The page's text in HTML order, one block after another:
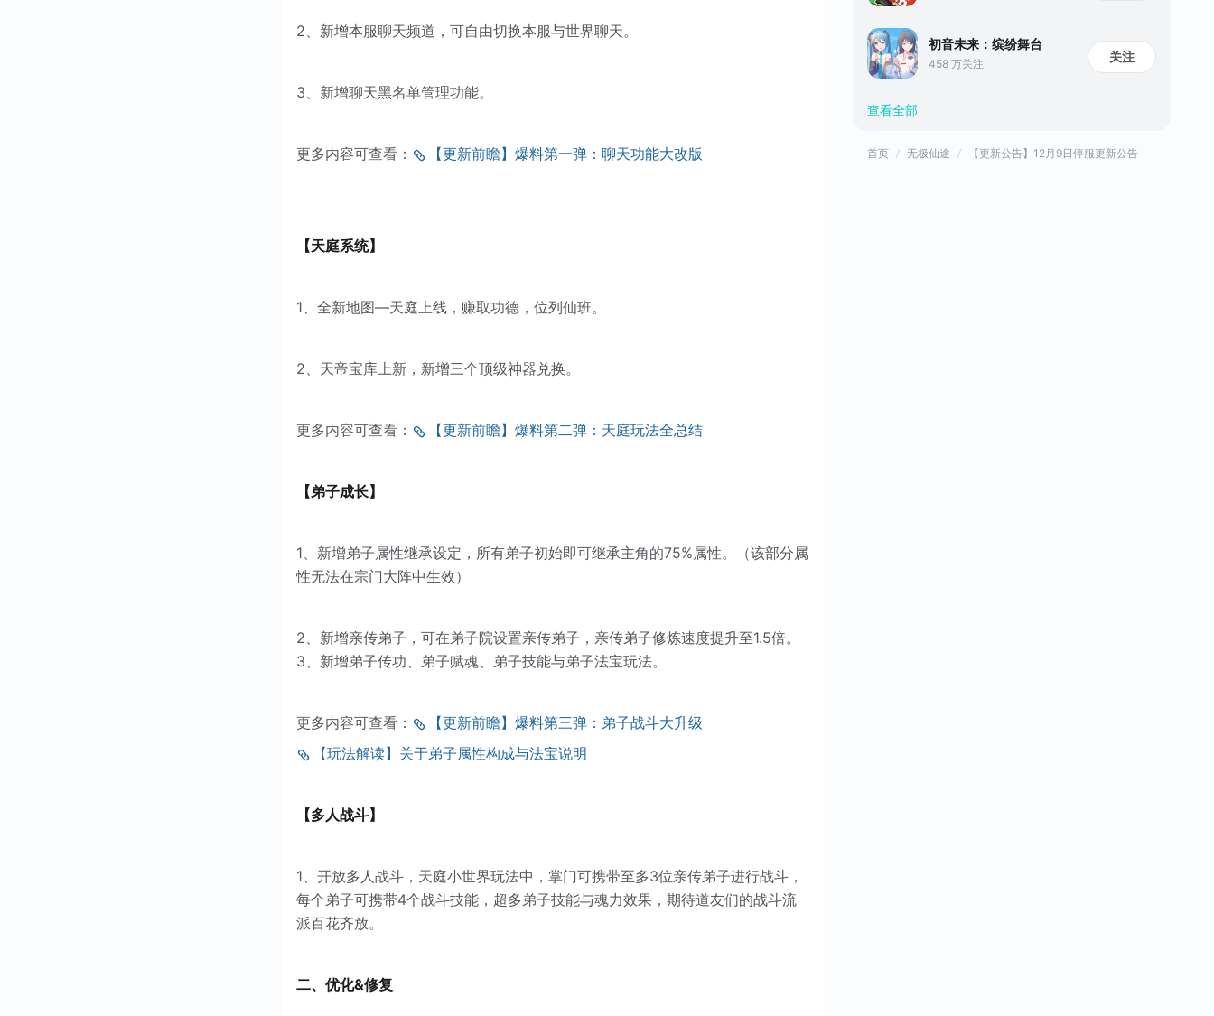
2、新增本服聊天频道，可自由切换本服与世界聊天。
3、新增聊天黑名单管理功能。
更多内容可查看： 【更新前瞻】爆料第一弹：聊天功能大改版
【天庭系统】
1、全新地图—天庭上线，赚取功德，位列仙班。
2、天帝宝库上新，新增三个顶级神器兑换。
更多内容可查看： 【更新前瞻】爆料第二弹：天庭玩法全总结
【弟子成长】
1、新增弟子属性继承设定，所有弟子初始即可继承主角的75%属性。（该部分属
性无法在宗门大阵中生效）
2、新增亲传弟子，可在弟子院设置亲传弟子，亲传弟子修炼速度提升至1.5倍。
3、新增弟子传功、弟子赋魂、弟子技能与弟子法宝玩法。
更多内容可查看：
【更新前瞻】爆料第三弹：弟子战斗大升级
【玩法解读】关于弟子属性构成与法宝说明
【多人战斗】
1、开放多人战斗，天庭小世界玩法中，掌门可携带至多3位亲传弟子进行战斗，
每个弟子可携带4个战斗技能，超多弟子技能与魂力效果，期待道友们的战斗流
派百花齐放。
二、优化&修复
初音未来：缤纷舞台
458 万关注 关注
查看全部
首页 无极仙途 【更新公告】12月9日停服更新公告